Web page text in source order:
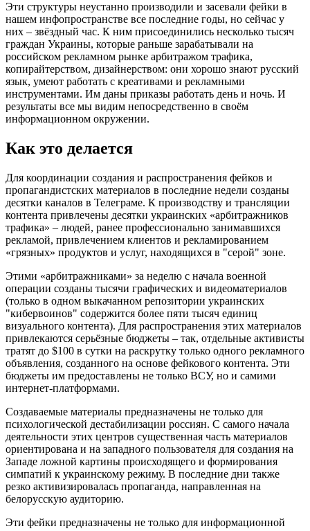
Эти структуры неустанно производили и засевали фейки в
нашем инфопространстве все последние годы, но сейчас у
них – звёздный час. К ним присоединились несколько тысяч
граждан Украины, которые раньше зарабатывали на
российском рекламном рынке арбитражом трафика,
копирайтерством, дизайнерством: они хорошо знают русский
язык, умеют работать с креативами и рекламными
инструментами. Им даны приказы работать день и ночь. И
результаты все мы видим непосредственно в своём
информационном окружении.
Как это делается
Для координации создания и распространения фейков и
пропагандистских материалов в последние недели созданы
десятки каналов в Телеграме. К производству и трансляции
контента привлечены десятки украинских «арбитражников
трафика» – людей, ранее профессионально занимавшихся
рекламой, привлечением клиентов и рекламированием
«грязных» продуктов и услуг, находящихся в "серой" зоне.
Этими «арбитражниками» за неделю с начала военной
операции созданы тысячи графических и видеоматериалов
(только в одном выкачанном репозитории украинских
"кибервоинов" содержится более пяти тысяч единиц
визуального контента). Для распространения этих материалов
привлекаются серьёзные бюджеты – так, отдельные активисты
тратят до $100 в сутки на раскрутку только одного рекламного
объявления, созданного на основе фейкового контента. Эти
бюджеты им предоставлены не только ВСУ, но и самими
интернет-платформами.
Создаваемые материалы предназначены не только для
психологической дестабилизации россиян. С самого начала
деятельности этих центров существенная часть материалов
ориентирована и на западного пользователя для создания на
Западе ложной картины происходящего и формирования
симпатий к украинскому режиму. В последние дни также
резко активизировалась пропаганда, направленная на
белорусскую аудиторию.
Эти фейки предназначены не только для информационной